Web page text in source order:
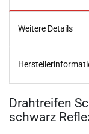
Weitere Details
Drahtreifen
schwarz